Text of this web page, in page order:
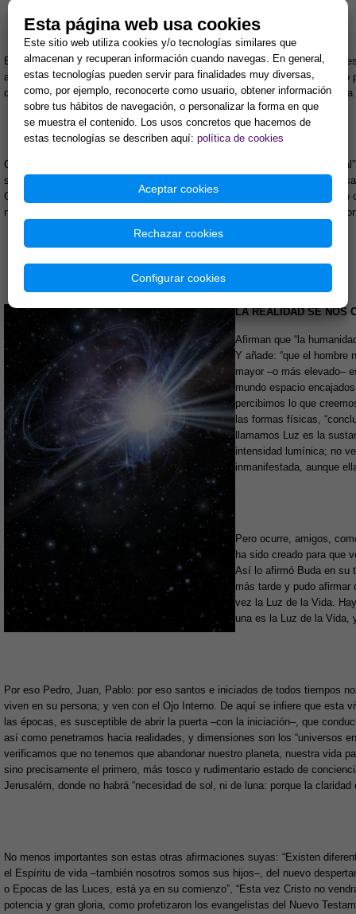
En el lado interno del hombre, esto equivale, como mínimo, a lo que
alcanzar un estado superior como lo son algunos superhombres de
que se refieren al estado de Gracia, Resurrección y Vida Eterna que
Continúan lamentando “que los terrícolas hemos perdido la Visión
supraconsciente”. ¡Con cuánta precisión se expresan! Pero no hay que
Gracia que devuelve la vista al Tercer Ojo con lo cual al hombre le es
nuestro Universo, recuperando la visión del Espíritu, acercándose a la
LA REALIDAD SE NOS
Afirman que “la
Y añade: “que el hombre
mayor –o más elevado–
mundo espacio
percibimos lo que
las formas físicas,
llamamos Luz es la
intensidad lumínica; no
inmanifestada, aunque
Pero ocurre, amigos,
ha sido creado para que
Así lo afirmó Buda en su
más tarde y pudo afirmar
vez la Luz de la Vida.
una es la Luz de la Vida,
Por eso Pedro, Juan, Pablo: por eso santos e iniciados de todos tiempos
viven en su persona; y ven con el Ojo Interno. De aquí se infiere que esta
las épocas, es susceptible de abrir la puerta –con la iniciación–, que
así como penetramos hacia realidades, y dimensiones son los “universos
verificamos que no tenemos que abandonar nuestro planeta, nuestra vida
sino precisamente el primero, más tosco y rudimentario estado de
Jerusalém, donde no habrá “necesidad de sol, ni de luna: porque la
No menos importantes son estas otras afirmaciones suyas: “Existen
el Espíritu de vida –también nosotros somos sus hijos–, del nuevo
o Epocas de las Luces, está ya en su comienzo”, “Esta vez Cristo no
potencia y gran gloria, como profetizaron los evangelistas del Nuevo
Esta página web usa cookies
Este sitio web utiliza cookies y/o tecnologías similares que
almacenan y recuperan información cuando navegas. En general,
estas tecnologías pueden servir para finalidades muy diversas,
como, por ejemplo, reconocerte como usuario, obtener información
sobre tus hábitos de navegación, o personalizar la forma en que
se muestra el contenido. Los usos concretos que hacemos de
estas tecnologías se describen aquí: política de cookies
Aceptar cookies
Rechazar cookies
Configurar cookies